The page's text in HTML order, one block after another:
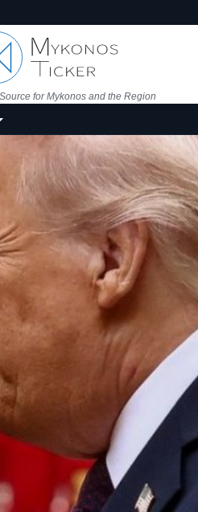
for Mykonos and the Region